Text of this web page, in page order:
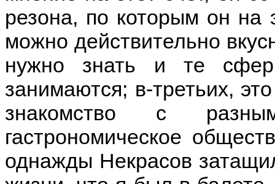
резона, по которым он на
можно действительно
нужно знать и те
занимаются; в-третьих,
знакомство с
гастрономическое
однажды Некрасов